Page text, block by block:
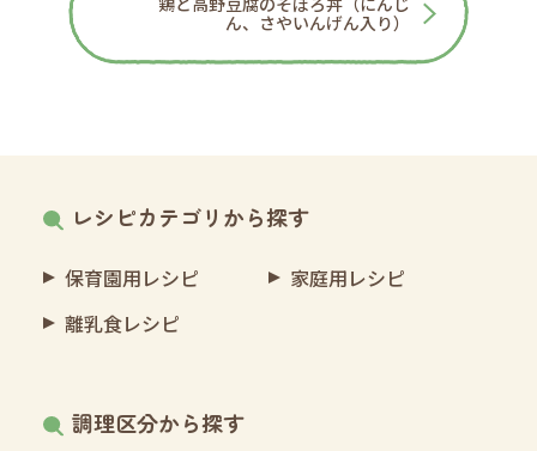
ん、さやいんげん入り）
レシピカテゴリから探す
保育園用レシピ
家庭用レシピ
離乳食レシピ
調理区分から探す